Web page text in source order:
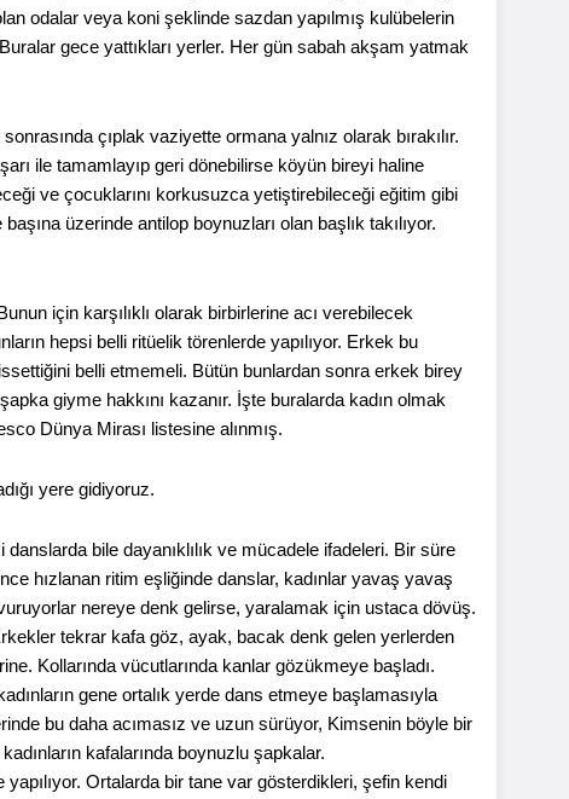
odalar veya koni şeklinde sazdan yapılmış kulübelerin
gece yattıkları yerler. Her gün sabah akşam yatmak
çıplak vaziyette ormana yalnız olarak bırakılır.
ile tamamlayıp geri dönebilirse köyün bireyi haline
ve çocuklarını korkusuzca yetiştirebileceği eğitim gibi
üzerinde antilop boynuzları olan başlık takılıyor.
için karşılıklı olarak birbirlerine acı verebilecek
hepsi belli ritüelik törenlerde yapılıyor. Erkek bu
belli etmemeli. Bütün bunlardan sonra erkek birey
giyme hakkını kazanır. İşte buralarda kadın olmak
Dünya Mirası listesine alınmış.
yere gidiyoruz.
bile dayanıklılık ve mücadele ifadeleri. Bir süre
hızlanan ritim eşliğinde danslar, kadınlar yavaş yavaş
nereye denk gelirse, yaralamak için ustaca dövüş.
tekrar kafa göz, ayak, bacak denk gelen yerlerden
Kollarında vücutlarında kanlar gözükmeye başladı.
gene ortalık yerde dans etmeye başlamasıyla
bu daha acımasız ve uzun sürüyor, Kimsenin böyle bir
kafalarında boynuzlu şapkalar.
Ortalarda bir tane var gösterdikleri, şefin kendi